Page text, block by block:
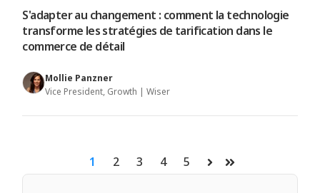
S'adapter au changement : comment la technologie
transforme les stratégies de tarification dans le
commerce de détail
Mollie Panzner
Vice President, Growth | Wiser
1 2 3 4 5
SuivantDernier